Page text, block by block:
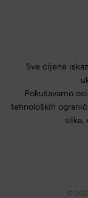
Sve cijene
Pokušavamo
tehnoloških
slika,
©